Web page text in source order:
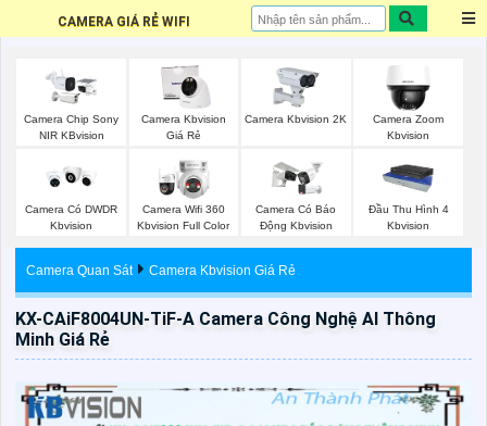
CAMERA GIÁ RẺ WIFI
Camera Chip Sony
NIR KBvision
Camera Kbvision
Giá Rẻ
Camera Kbvision 2K
Camera Zoom
Kbvision
Camera Có DWDR
Kbvision
Camera Wifi 360
Kbvision Full Color
Camera Có Báo
Động Kbvision
Đầu Thu Hình 4
Kbvision
Camera Quan Sát Camera Kbvision Giá Rẻ
KX-CAiF8004UN-TiF-A Camera Công Nghệ AI Thông
Minh Giá Rẻ